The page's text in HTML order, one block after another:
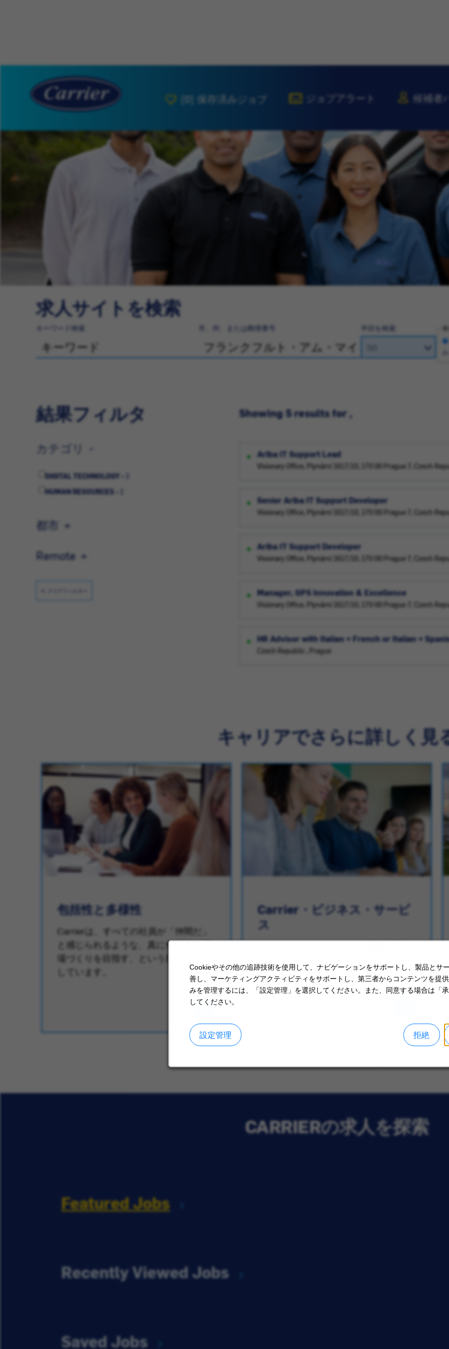
Cookieやその他の追跡技術を使用して、ナビゲーションをサポートし、製品とサ
善し、マーケティングアクティビティをサポートし、第三者からコンテンツを提
みを管理するには、「設定管理」を選択してください。また、同意する場合は「
してください。
拒絶
設定管理
[0] 保存済みジョブ ジョブアラート 候補者
求人サイトを検索
キーワード検索 市、州、または郵便番号 半径を検索
結果フィルタ
カテゴリ
DIGITAL TECHNOLOGY -
HUMAN RESOURCES -
都市
Remote
Showing 5 results for ,
Ariba IT Support Lead
Visionary Office, Plynární 1617/10, 170 00 Prague 7, Czech
Senior Ariba IT Support Developer
Visionary Office, Plynární 1617/10, 170 00 Prague 7, Czech
Ariba IT Support Developer
Visionary Office, Plynární 1617/10, 170 00 Prague 7, Czech
Manager, GPS Innovation & Excellence
Visionary Office, Plynární 1617/10, 170 00 Prague 7, Czech
HR Advisor with Italian + French or Italian +
Czech Republic , Prague
キャリアでさらに詳しく見
包括性と多様性
Carrierは、すべての社員が「仲間だ」
と感じられるような、真に包括的な職
場づくりを目指す、という目標を堅持
しています。
Carrier・ビジネス・サービ
ス
Carrierビジネスサービスで職務経歴を
CARRIERの求人を探索
Featured Jobs
Recently Viewed Jobs
Saved Jobs